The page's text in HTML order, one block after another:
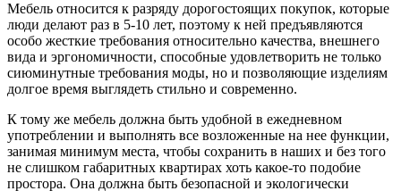
Мебель относится к разряду дорогостоящих покупок, которые
люди делают раз в 5-10 лет, поэтому к ней предъявляются
особо жесткие требования относительно качества, внешнего
вида и эргономичности, способные удовлетворить не только
сиюминутные требования моды, но и позволяющие изделиям
долгое время выглядеть стильно и современно.
К тому же мебель должна быть удобной в ежедневном
употреблении и выполнять все возложенные на нее функции,
занимая минимум места, чтобы сохранить в наших и без того
не слишком габаритных квартирах хоть какое-то подобие
простора. Она должна быть безопасной и экологически